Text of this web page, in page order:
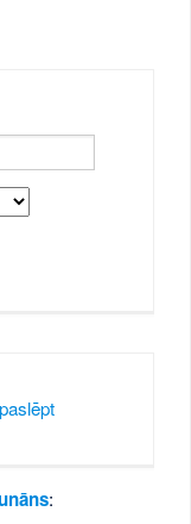
paslēpt
: